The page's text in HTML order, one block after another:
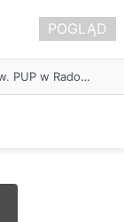
Około 90 tys. zł na szkolenia pracowników. PUP w Radomsku ogłasza nabór wniosków
POGLĄD